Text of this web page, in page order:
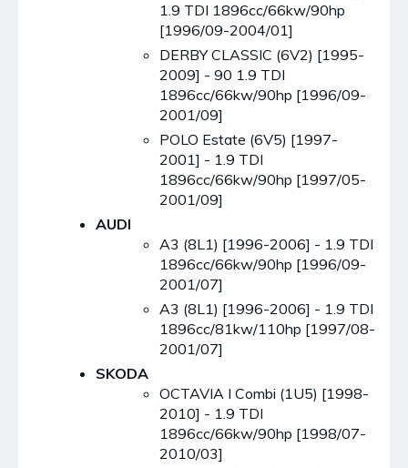
1.9 TDI 1896cc/66kw/90hp
[1996/09-2004/01]
DERBY CLASSIC (6V2) [1995-
2009] - 90 1.9 TDI
1896cc/66kw/90hp [1996/09-
2001/09]
POLO Estate (6V5) [1997-
2001] - 1.9 TDI
1896cc/66kw/90hp [1997/05-
2001/09]
AUDI
A3 (8L1) [1996-2006] - 1.9 TDI
1896cc/66kw/90hp [1996/09-
2001/07]
A3 (8L1) [1996-2006] - 1.9 TDI
1896cc/81kw/110hp [1997/08-
2001/07]
SKODA
OCTAVIA I Combi (1U5) [1998-
2010] - 1.9 TDI
1896cc/66kw/90hp [1998/07-
2010/03]